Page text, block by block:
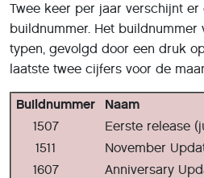
Twee keer per jaar verschijnt er
buildnummer. Het
typen, gevolgd door een druk
laatste twee cijfers voor de
Buildnummer
Naam
1507
Eerste release
1511
November
1607
Anniversary